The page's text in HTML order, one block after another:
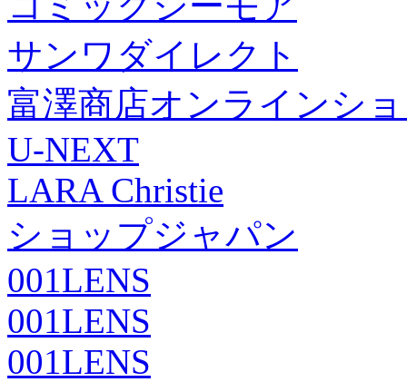
サンワダイレクト
富澤商店オンラインシ
U-NEXT
LARA Christie
ショップジャパン
001LENS
001LENS
001LENS